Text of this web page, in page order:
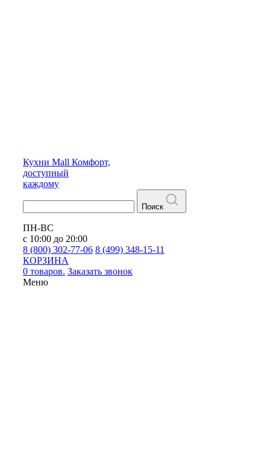
Кухни Mall Комфорт,
доступный
каждому
Поиск
ПН-ВС
с 10:00 до 20:00
8 (800) 302-77-06 8 (499) 348-15-11
КОРЗИНА
0 товаров. Заказать звонок
Меню